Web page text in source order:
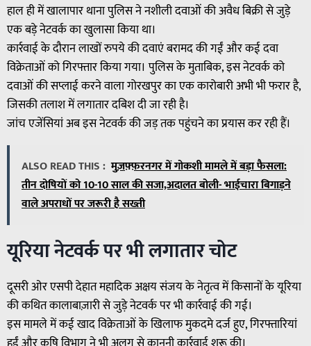
हाल ही में खालापार थाना पुलिस ने नशीली दवाओं की अवैध बिक्री से जुड़े
एक बड़े नेटवर्क का खुलासा किया था।
कार्रवाई के दौरान लाखों रुपये की दवाएं बरामद की गईं और कई दवा
विक्रेताओं को गिरफ्तार किया गया। पुलिस के मुताबिक, इस नेटवर्क को
दवाओं की सप्लाई करने वाला गोरखपुर का एक कारोबारी अभी भी फरार है,
जिसकी तलाश में लगातार दबिश दी जा रही है।
जांच एजेंसियां अब इस नेटवर्क की जड़ तक पहुंचने का प्रयास कर रही हैं।
ALSO READ THIS : मुज़फ़्फ़रनगर में गोकशी मामले में बड़ा फैसला:
तीन दोषियों को 10-10 साल की सजा,अदालत बोली- भाईचारा बिगाड़ने
वाले अपराधों पर जरूरी है सख्ती
यूरिया नेटवर्क पर भी लगातार चोट
दूसरी ओर एसपी देहात महादिक अक्षय संजय के नेतृत्व में किसानों के यूरिया
की कथित कालाबाज़ारी से जुड़े नेटवर्क पर भी कार्रवाई की गई।
इस मामले में कई खाद विक्रेताओं के खिलाफ मुकदमे दर्ज हुए, गिरफ्तारियां